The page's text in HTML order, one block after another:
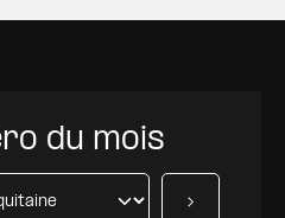
du mois